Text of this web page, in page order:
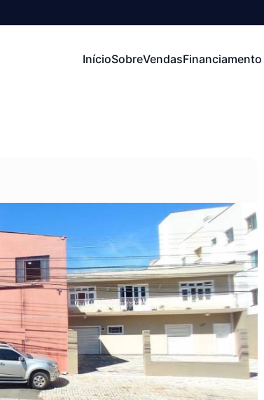
InícioSobreVendasFinanciamento